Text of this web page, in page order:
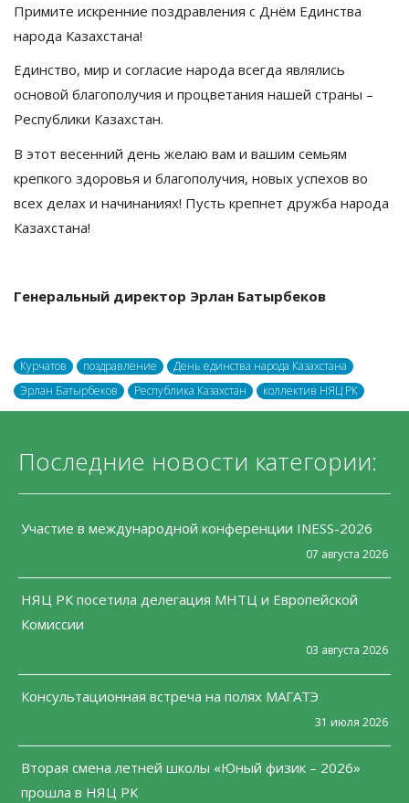
Примите искренние поздравления с Днём Единства
народа Казахстана!
Единство, мир и согласие народа всегда являлись
основой благополучия и процветания нашей страны –
Республики Казахстан.
В этот весенний день желаю вам и вашим семьям
крепкого здоровья и благополучия, новых успехов во
всех делах и начинаниях! Пусть крепнет дружба народа
Казахстана!
Генеральный директор Эрлан Батырбеков
Курчатов поздравление
День единства народа Казахстана
Эрлан Батырбеков
Республика Казахстан коллектив НЯЦ РК
Последние новости категории:
Участие в международной конференции INESS-2026
07 августа 2026
НЯЦ РК посетила делегация МНТЦ и Европейской
Комиссии
03 августа 2026
Консультационная встреча на полях МАГАТЭ
31 июля 2026
Вторая смена летней школы «Юный физик – 2026»
прошла в НЯЦ РК